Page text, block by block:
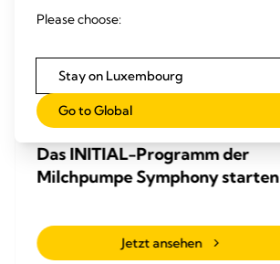
VIDEO
Das INITIAL-Programm der
Milchpumpe Symphony starten
Jetzt ansehen
Please choose:
Stay on Luxembourg
Go to Global